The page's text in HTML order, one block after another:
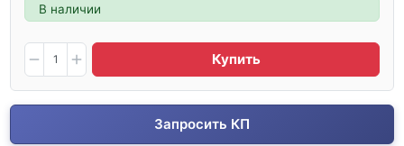
В наличии
Купить
Запросить КП